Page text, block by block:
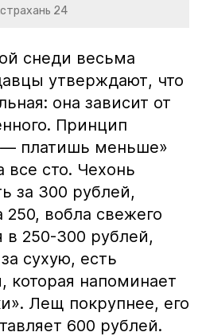
24
снеди весьма
утверждают, что
она зависит от
Принцип
платишь меньше»
все сто. Чехонь
за 300 рублей,
вобла свежего
в 250-300 рублей,
сухую, есть
которая напоминает
Лещ покрупнее, его
600 рублей.